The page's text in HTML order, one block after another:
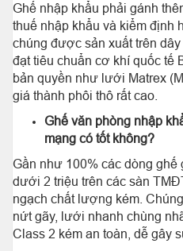
Ghế nhập khẩu phải gánh
thuế nhập khẩu và kiểm định
chúng được sản xuất trên
đạt tiêu chuẩn cơ khí quốc tế
bản quyền như lưới Matrex
giá thành phôi thô rất cao.
Ghế văn phòng nhập
mạng có tốt không?
Gần như 100% các dòng
dưới 2 triệu trên các sàn
ngạch chất lượng kém.
nứt gãy, lưới nhanh chùng
Class 2 kém an toàn, dễ gây